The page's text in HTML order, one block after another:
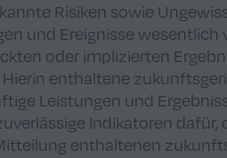
Risiken sowie
und Ereignisse
oder implizierten
enthaltene
Leistungen und
Indikatoren
enthaltenen